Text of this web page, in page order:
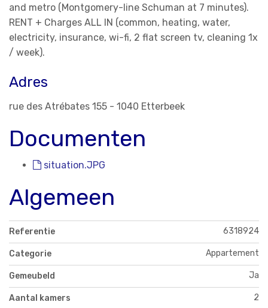
and metro (Montgomery-line Schuman at 7 minutes).
RENT + Charges ALL IN (common, heating, water,
electricity, insurance, wi-fi, 2 flat screen tv, cleaning 1x
/ week).
Adres
rue des Atrébates 155 - 1040 Etterbeek
Documenten
situation.JPG
Algemeen
Referentie 6318924
Categorie Appartement
Gemeubeld Ja
Aantal kamers 2